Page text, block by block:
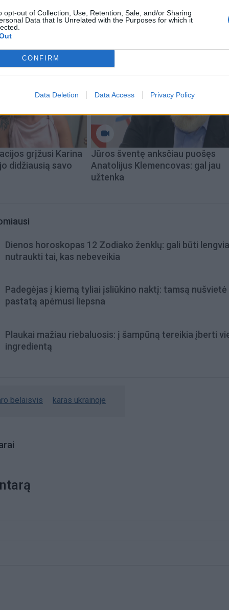
opt-out of Collection, Use, Retention, Sale, and/or Sharing
Data that Is Unrelated with the Purposes for which it
CONFIRM
Data Deletion Data Access Privacy Policy
grįžusi Karina
didžiausią savo
Jūros šventę anksčiau puošęs
Anatolijus Klemencovas: gal jau
užtenka
Dienos horoskopas 12 Zodiako ženklų: gali būti
nutraukti tai, kas nebeveikia
Padegėjas į kiemą tyliai įsliūkino naktį: tamsą nušvietė
pastatą apėmusi liepsna
Plaukai mažiau riebaluosis: į šampūną tereikia įberti
ingredientą
belaisvis karas ukrainoje